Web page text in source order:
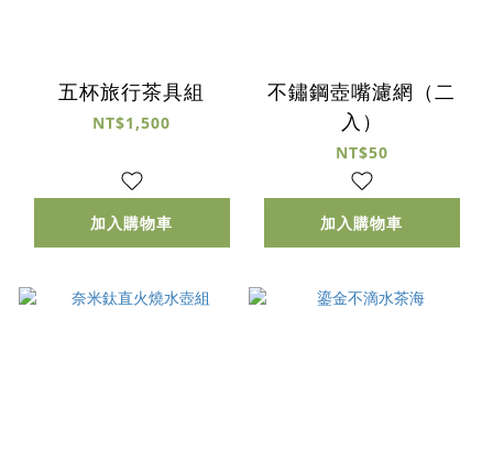
五杯旅行茶具組
NT$1,500
加入購物車
不鏽鋼壺嘴濾網（二
入）
NT$50
加入購物車